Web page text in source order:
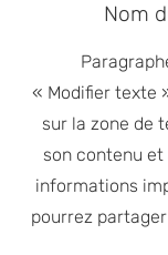
Nom
« Modifier texte
sur la zone de
son contenu
informations
pourrez